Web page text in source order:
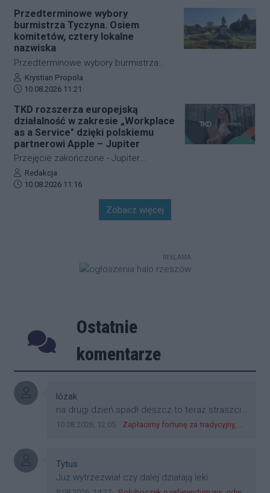
poczęstunek.
Sejm RP Zdzisław Gawlik. Ze
strażakami rozmawiał o bieżącej
działalności OSP, jej potrzebach oraz
planach na najbliższe miesiące.
Przedterminowe wybory
burmistrza Tyczyna. Osiem
komitetów, cztery lokalne
nazwiska
Przedterminowe wybory burmistrza
Tyczyna odbędą się 13 września. Do
Komisarza Wyborczego w Rzeszowie
ośmiu komitetów, które zamierzają
uczestniczyć w wyborach. Cztery z
nich to komitety partii politycznych,
kolejne cztery powstały wokół
lokalnych samorządowców i osób
związanych z gminą. Termin
Autor artykułu:
Krystian Propola
Data dodania artykułu:
10.08.2026 11:21
TKD rozszerza europejską
działalność w zakresie „Workplace
as a Service" dzięki polskiemu
partnerowi Apple – Jupiter
Przejęcie zakończone - Jupiter
kontynuuje działalność z
dotychczasowym zarządem,
zespołem, lokalizacją i marką.
Autor artykułu:
Redakcja
Data dodania artykułu:
10.08.2026 11:16
Zobacz więcej
REKLAMA
Ostatnie
komentarze
Autor komentarza:
lózak
Treść komentarza:
na drugi dzień spadł deszcz to teraz straszcie
że ziemniaki będą gniły bo za mokro
Data dodania komentarza:
10.08.2026, 12:05 Źródło komentarza:
Zapłacimy fortunę za tradycyjny, polski obiad?! Ceny ziemniaków w skupach skoczyły o 265 procent!
Autor komentarza:
Tytus
Treść komentarza:
Juz wytrzezwiał czy dalej działają leki